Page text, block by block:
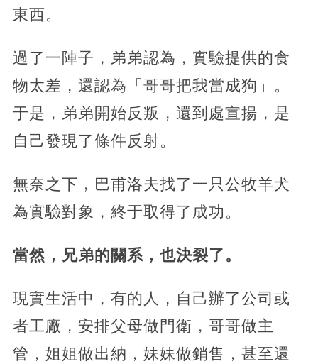
東西。
過了一陣子，弟弟認為，實驗提供的食
物太差，還認為「哥哥把我當成狗」。
于是，弟弟開始反叛，還到處宣揚，是
自己發現了條件反射。
無奈之下，巴甫洛夫找了一只公牧羊犬
為實驗對象，終于取得了成功。
當然，兄弟的關系，也決裂了。
現實生活中，有的人，自己辦了公司或
者工廠，安排父母做門衛，哥哥做主
管，姐姐做出納，妹妹做銷售，甚至還